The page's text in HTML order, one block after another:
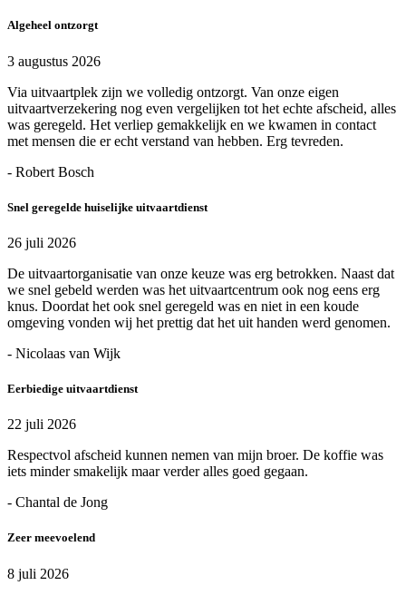
Algeheel ontzorgt
3 augustus 2026
Via uitvaartplek zijn we volledig ontzorgt. Van onze eigen
uitvaartverzekering nog even vergelijken tot het echte afscheid, alles
was geregeld. Het verliep gemakkelijk en we kwamen in contact
met mensen die er echt verstand van hebben. Erg tevreden.
- Robert Bosch
Snel geregelde huiselijke uitvaartdienst
26 juli 2026
De uitvaartorganisatie van onze keuze was erg betrokken. Naast dat
we snel gebeld werden was het uitvaartcentrum ook nog eens erg
knus. Doordat het ook snel geregeld was en niet in een koude
omgeving vonden wij het prettig dat het uit handen werd genomen.
- Nicolaas van Wijk
Eerbiedige uitvaartdienst
22 juli 2026
Respectvol afscheid kunnen nemen van mijn broer. De koffie was
iets minder smakelijk maar verder alles goed gegaan.
- Chantal de Jong
Zeer meevoelend
8 juli 2026